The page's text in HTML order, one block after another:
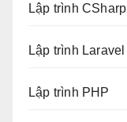
Lập trình CSharp
Lập trình Laravel
Lập trình PHP